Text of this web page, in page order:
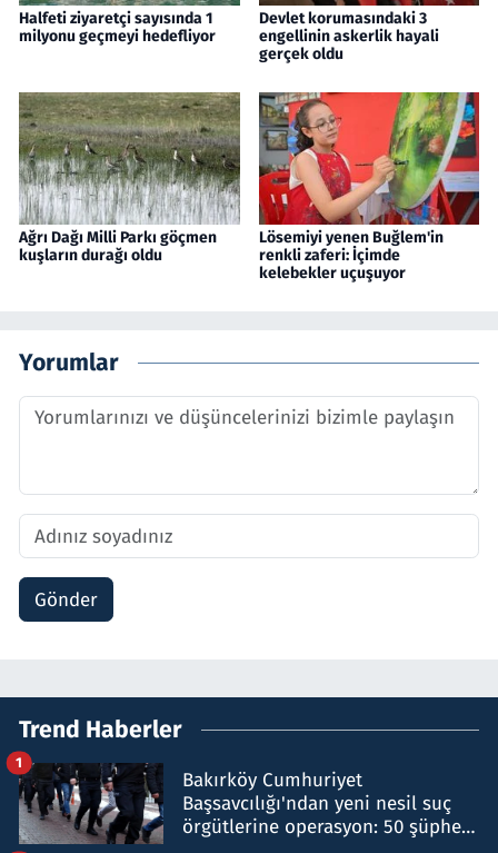
Halfeti ziyaretçi sayısında 1
milyonu geçmeyi hedefliyor
Devlet korumasındaki 3
engellinin askerlik hayali
gerçek oldu
Ağrı Dağı Milli Parkı göçmen
kuşların durağı oldu
Lösemiyi yenen Buğlem'in
renkli zaferi: İçimde
kelebekler uçuşuyor
Yorumlar
Gönder
Trend Haberler
Bakırköy Cumhuriyet
Başsavcılığı'ndan yeni nesil suç
örgütlerine operasyon: 50 şüpheli
1